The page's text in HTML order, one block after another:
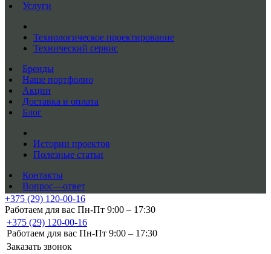
Услуги
Технологическое проектирование
Технический сервис
Бренды
Наше портфолио
Акции
Доставка и оплата
Блог
Истории проектов
Полезные статьи
Контакты
Вопрос—ответ
+375 (29) 120-00-16
Работаем для вас Пн-Пт 9:00 – 17:30
+375 (29) 120-00-16
Работаем для вас Пн-Пт 9:00 – 17:30
Заказать звонок